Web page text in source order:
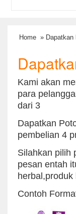
Home » Dapatkan
Kami akan
para
dari 3
Dapatkan
pembelian 4
Silahkan pilih
pesan entah
herbal,produk
Contoh